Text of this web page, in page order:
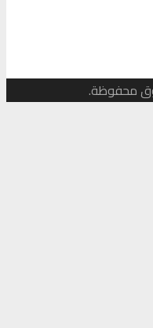
محفوظة.